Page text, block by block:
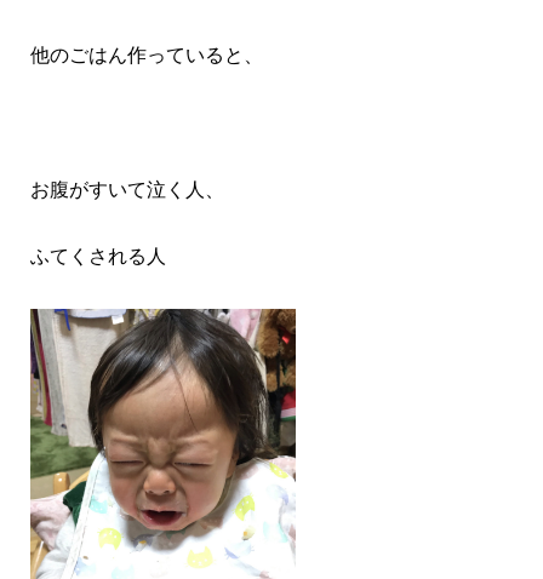
他のごはん作っていると、
お腹がすいて泣く人、
ふてくされる人